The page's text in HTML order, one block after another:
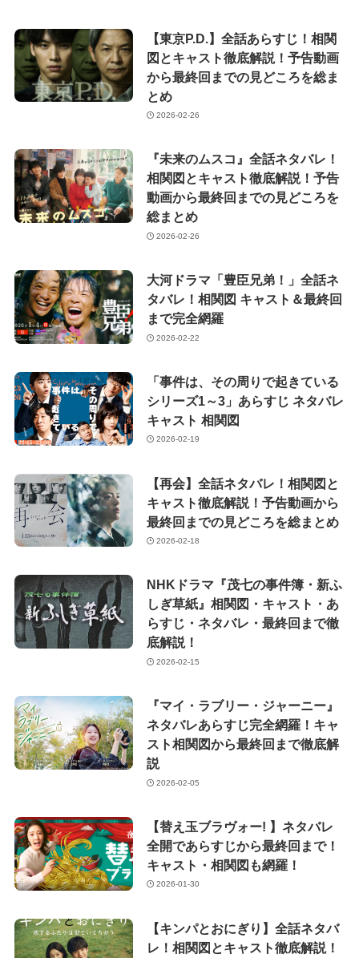
【東京P.D.】全話あらすじ！相関
図とキャスト徹底解説！予告動画
から最終回までの見どころを総ま
とめ
2026-02-26
『未来のムスコ』全話ネタバレ！
相関図とキャスト徹底解説！予告
動画から最終回までの見どころを
総まとめ
2026-02-26
大河ドラマ「豊臣兄弟！」全話ネ
タバレ！相関図 キャスト＆最終回
まで完全網羅
2026-02-22
「事件は、その周りで起きている
シリーズ1～3」あらすじ ネタバレ
キャスト 相関図
2026-02-19
【再会】全話ネタバレ！相関図と
キャスト徹底解説！予告動画から
最終回までの見どころを総まとめ
2026-02-18
NHKドラマ『茂七の事件簿・新ふ
しぎ草紙』相関図・キャスト・あ
らすじ・ネタバレ・最終回まで徹
底解説！
2026-02-15
『マイ・ラブリー・ジャーニー』
ネタバレあらすじ完全網羅！キャ
スト相関図から最終回まで徹底解
説
2026-02-05
【替え玉ブラヴォー! 】ネタバレ
全開であらすじから最終回まで！
キャスト・相関図も網羅！
2026-01-30
【キンパとおにぎり】全話ネタバ
レ！相関図とキャスト徹底解説！